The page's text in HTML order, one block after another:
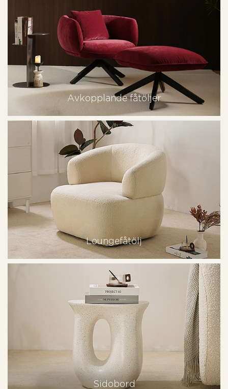
Avkopplande fåtöljer
Loungefåtölj
Sidobord